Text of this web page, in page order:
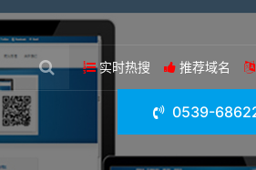
实时热搜 推荐域名
0539-